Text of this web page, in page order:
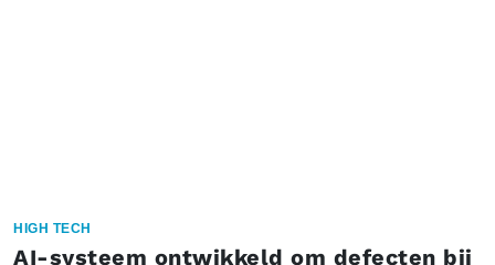
HIGH TECH
AI-systeem ontwikkeld om defecten bij